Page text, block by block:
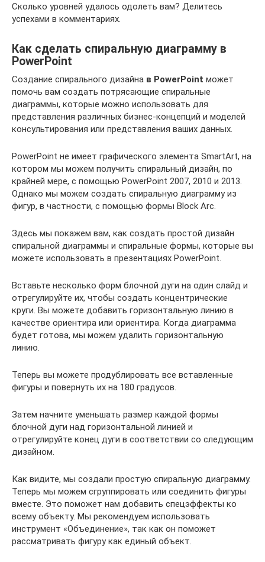
Сколько уровней удалось одолеть вам? Делитесь
успехами в комментариях.
Как сделать спиральную диаграмму в
PowerPoint
Создание спирального дизайна в PowerPoint может
помочь вам создать потрясающие спиральные
диаграммы, которые можно использовать для
представления различных бизнес-концепций и моделей
консультирования или представления ваших данных.
PowerPoint не имеет графического элемента SmartArt, на
котором мы можем получить спиральный дизайн, по
крайней мере, с помощью PowerPoint 2007, 2010 и 2013.
Однако мы можем создать спиральную диаграмму из
фигур, в частности, с помощью формы Block Arc.
Здесь мы покажем вам, как создать простой дизайн
спиральной диаграммы и спиральные формы, которые вы
можете использовать в презентациях PowerPoint.
Вставьте несколько форм блочной дуги на один слайд и
отрегулируйте их, чтобы создать концентрические
круги. Вы можете добавить горизонтальную линию в
качестве ориентира или ориентира. Когда диаграмма
будет готова, мы можем удалить горизонтальную
линию.
Теперь вы можете продублировать все вставленные
фигуры и повернуть их на 180 градусов.
Затем начните уменьшать размер каждой формы
блочной дуги над горизонтальной линией и
отрегулируйте конец дуги в соответствии со следующим
дизайном.
Как видите, мы создали простую спиральную диаграмму.
Теперь мы можем сгруппировать или соединить фигуры
вместе. Это поможет нам добавить спецэффекты ко
всему объекту. Мы рекомендуем использовать
инструмент «Объединение», так как он поможет
рассматривать фигуру как единый объект.